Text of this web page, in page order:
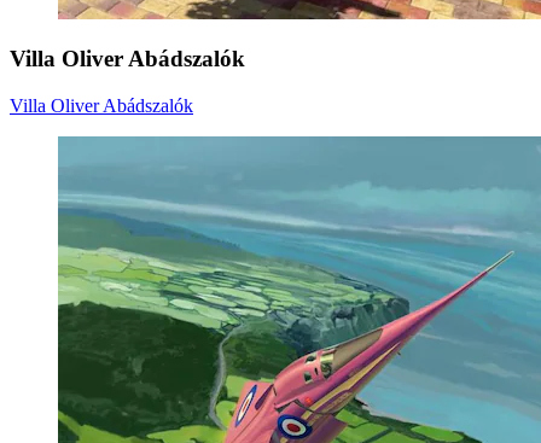
Villa Oliver Abádszalók
Villa Oliver Abádszalók